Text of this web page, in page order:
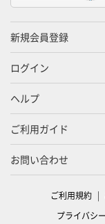
新規会員登録
ログイン
ヘルプ
ご利用ガイド
お問い合わせ
ご利用規約
プライバシ